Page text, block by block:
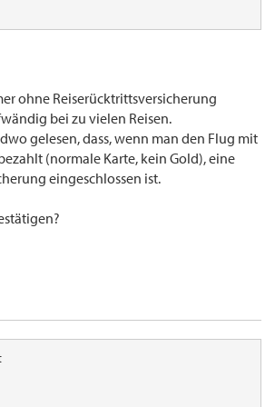
ohne Reiserücktrittsversicherung
bei zu vielen Reisen.
gelesen, dass, wenn man den Flug mit
(normale Karte, kein Gold), eine
eingeschlossen ist.